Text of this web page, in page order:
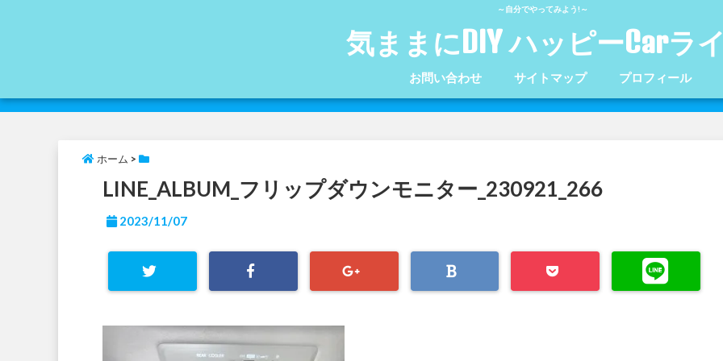
～自分でやってみよう!～
気ままにDIY ハッピーCarラ
お問い合わせ サイトマップ プロフィール
ホーム >
LINE_ALBUM_フリップダウンモニター_230921_266
2023/11/07